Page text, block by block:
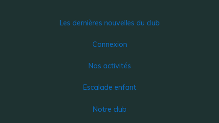
Les dernières nouvelles du club
Connexion
Nos activités
Escalade enfant
Notre club